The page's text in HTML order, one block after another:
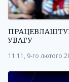
УВАГУ
11:11, 9-го лютого